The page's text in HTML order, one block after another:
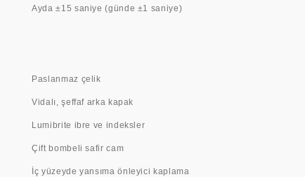
Ayda ±15 saniye (günde ±1 saniye)
Paslanmaz çelik
Vidalı, şeffaf arka kapak
Lumibrite ibre ve indeksler
Çift bombeli safir cam
İç yüzeyde yansıma önleyici kaplama